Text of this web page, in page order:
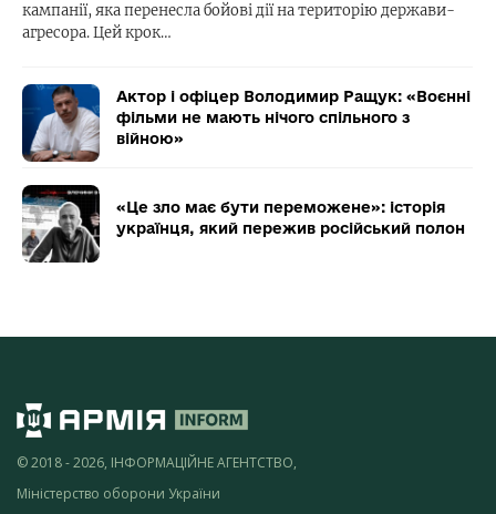
кампанії, яка перенесла бойові дії на територію держави-
агресора. Цей крок…
Актор і офіцер Володимир Ращук: «Воєнні
фільми не мають нічого спільного з
війною»
«Це зло має бути переможене»: історія
українця, який пережив російський полон
© 2018 - 2026, ІНФОРМАЦІЙНЕ АГЕНТСТВО,
Міністерство оборони України